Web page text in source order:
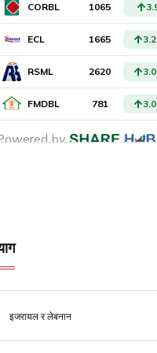
इजरायल र लेबनान